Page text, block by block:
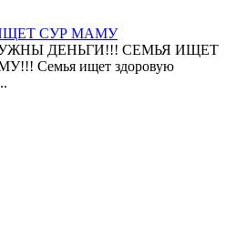
СУР МАМУ
ДЕНЬГИ!!! СЕМЬЯ ИЩЕТ
Семья ищет здоровую